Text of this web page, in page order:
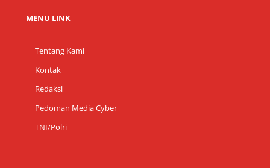
MENU LINK
Tentang Kami
Kontak
Redaksi
Pedoman Media Cyber
TNI/Polri